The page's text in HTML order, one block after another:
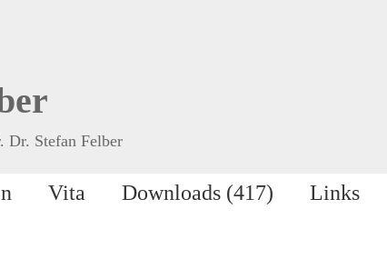
Dr. Stefan Felber
Vita Downloads (417) Links